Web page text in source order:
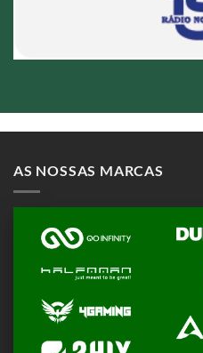
AS NOSSAS MARCAS